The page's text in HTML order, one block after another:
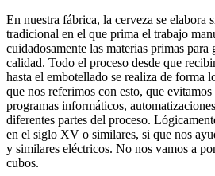
En nuestra fábrica, la cerveza se elabora
tradicional en el que prima el trabajo
cuidadosamente las materias primas
calidad. Todo el proceso desde que
hasta el embotellado se realiza de forma
que nos referimos con esto, que
programas informáticos,
diferentes partes del proceso.
en el siglo XV o similares, si que nos
y similares eléctricos. No nos vamos a
cubos.